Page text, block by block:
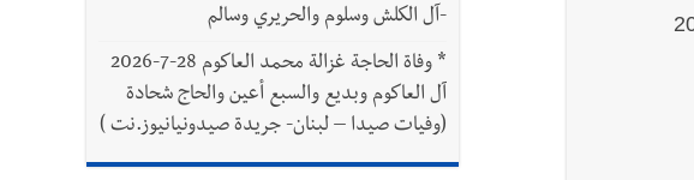
-آل الكلش وسلوم والحريري وسالم
*
وفاة الحاجة غزالة محمد العاكوم 28-7-2026
آل العاكوم وبديع والسبع أعين والحاج شحادة
(وفيات صيدا – لبنان- جريدة صيدونيانيوز.نت )